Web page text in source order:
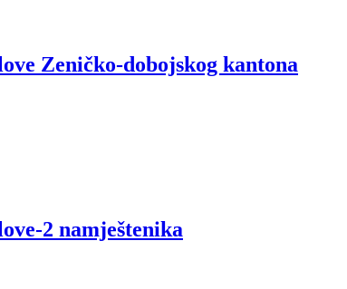
Zeničko-dobojskog kantona
2 namještenika